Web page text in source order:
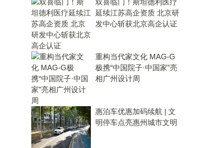
双喜临门！斯坦德利医疗
延续江苏高企资质 北京研
发中心斩获北京高企认证
重构当代家文化 MAG-G
极携“中国院子·中国家”亮
相广州设计周
惠泊车优惠加码续航 | 文
明停车点亮惠州城市文明